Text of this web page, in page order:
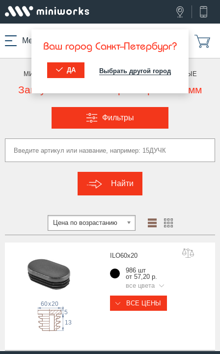
Меню Ваш город Санкт-Петербург?
ДА Выбрать другой город
МИНИВОРКС ПРО ЗАГЛУШКИ ДЛЯ ТРУБ /ОВАЛЬНЫЕ
Заглушки овальные размер 60x20 мм
Фильтры
Найти
Цена по возрастанию
ILO60x20
5
13
20
x
60
986 шт
от 57,20 р.
все цвета
ВСЕ ЦЕНЫ